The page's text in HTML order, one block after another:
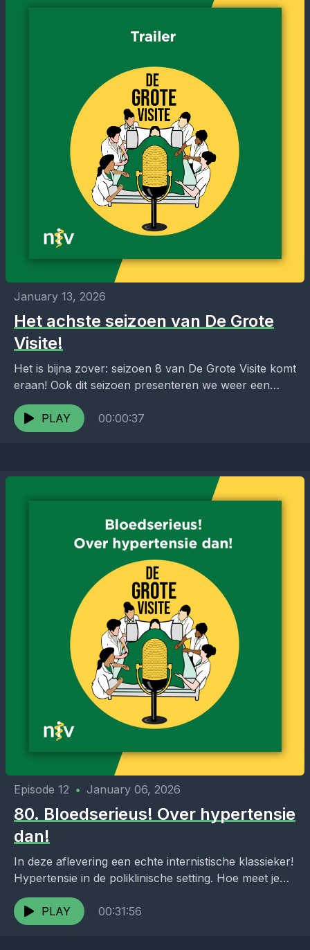
January 13, 2026
Het achste seizoen van De Grote
Visite!
Het is bijna zover: seizoen 8 van De Grote Visite komt
eraan! ️Ook dit seizoen presenteren we weer een
reeks inhoudelijke en verdiepende afleveringen,...
PLAY
00:00:37
Episode 12 • January 06, 2026
80. Bloedserieus! Over hypertensie
dan!
In deze aflevering een echte internistische klassieker!
Hypertensie in de poliklinische setting. Hoe meet je
nou goed een bloeddruk? Wanneer en hoe zoek je...
PLAY
00:31:56